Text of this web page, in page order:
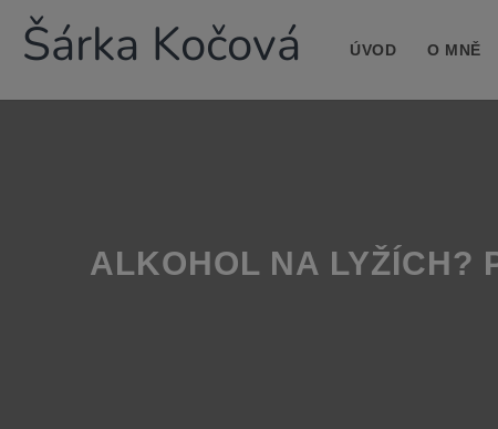
Šárka Kočová ÚVOD O MNĚ
ALKOHOL NA LYŽÍCH?